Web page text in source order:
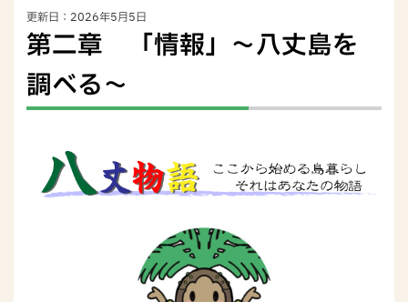
更新日：2026年5月5日
第二章 「情報」～八丈島を
調べる～